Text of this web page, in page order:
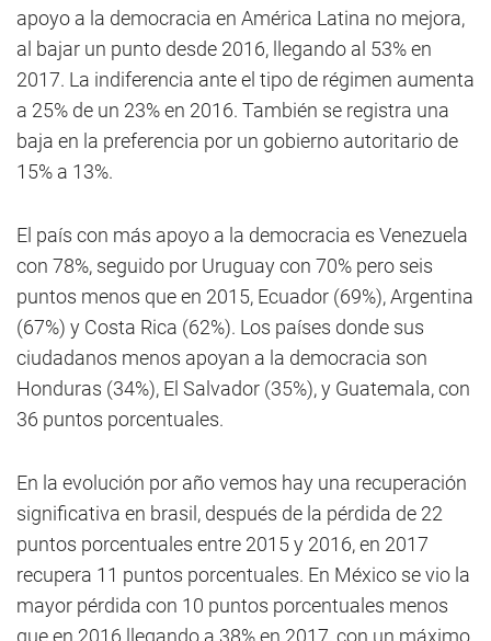
apoyo a la democracia en América Latina no mejora,
al bajar un punto desde 2016, llegando al 53% en
2017. La indiferencia ante el tipo de régimen aumenta
a 25% de un 23% en 2016. También se registra una
baja en la preferencia por un gobierno autoritario de
15% a 13%.
El país con más apoyo a la democracia es Venezuela
con 78%, seguido por Uruguay con 70% pero seis
puntos menos que en 2015, Ecuador (69%), Argentina
(67%) y Costa Rica (62%). Los países donde sus
ciudadanos menos apoyan a la democracia son
Honduras (34%), El Salvador (35%), y Guatemala, con
36 puntos porcentuales.
En la evolución por año vemos hay una recuperación
significativa en brasil, después de la pérdida de 22
puntos porcentuales entre 2015 y 2016, en 2017
recupera 11 puntos porcentuales. En México se vio la
mayor pérdida con 10 puntos porcentuales menos
que en 2016 llegando a 38% en 2017, con un máximo